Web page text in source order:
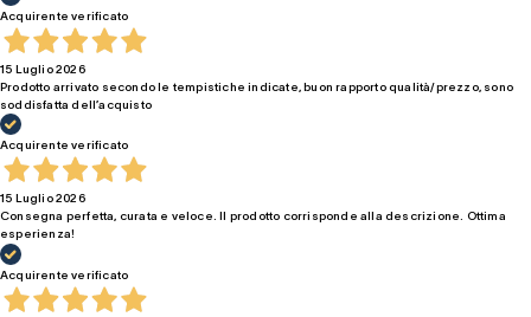
Acquirente verificato
15 Luglio 2026
Prodotto arrivato secondo le tempistiche indicate, buon rapporto qualità/prezzo, sono
soddisfatta dell’acquisto
Acquirente verificato
15 Luglio 2026
Consegna perfetta, curata e veloce. Il prodotto corrisponde alla descrizione. Ottima
esperienza!
Acquirente verificato